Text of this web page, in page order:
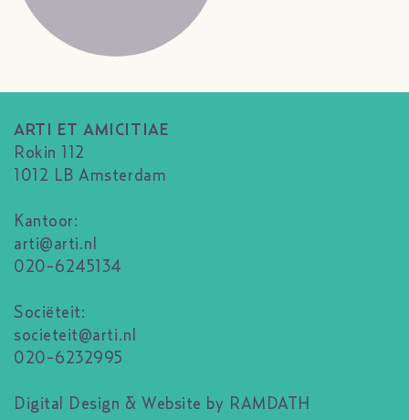
ARTI ET AMICITIAE
Rokin 112
1012 LB Amsterdam
Kantoor:
arti@arti.nl
020-6245134
Sociëteit:
societeit@arti.nl
020-6232995
Digital Design & Website by RAMDATH